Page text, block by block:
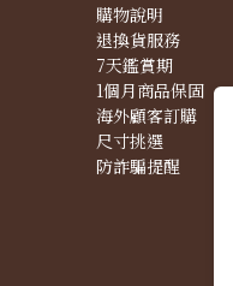
購物說明
退換貨服務
7天鑑賞期
1個月商品保固
海外顧客訂購
尺寸挑選
防詐騙提醒